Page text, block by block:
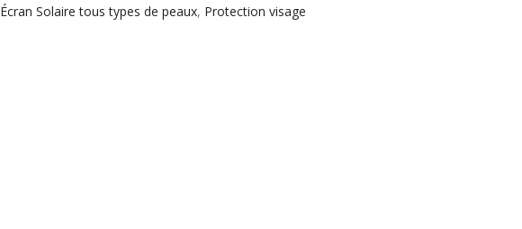
Écran Solaire tous types de peaux, Protection visage